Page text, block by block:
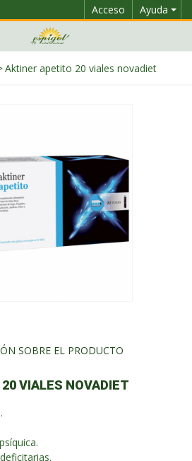
Ayuda
Acceso
Aktiner apetito 20 viales novadiet
SOBRE EL PRODUCTO
VIALES NOVADIET